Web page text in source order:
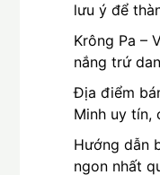
lưu ý để
Krông Pa –
nắng trứ
Địa điểm
Minh uy tín,
Hướng dẫn
ngon nhất